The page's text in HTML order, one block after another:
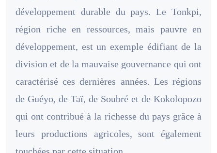
développement durable du pays. Le Tonkpi,
région riche en ressources, mais pauvre en
développement, est un exemple édifiant de la
division et de la mauvaise gouvernance qui ont
caractérisé ces dernières années. Les régions
de Guéyo, de Taï, de Soubré et de Kokolopozo
qui ont contribué à la richesse du pays grâce à
leurs productions agricoles, sont également